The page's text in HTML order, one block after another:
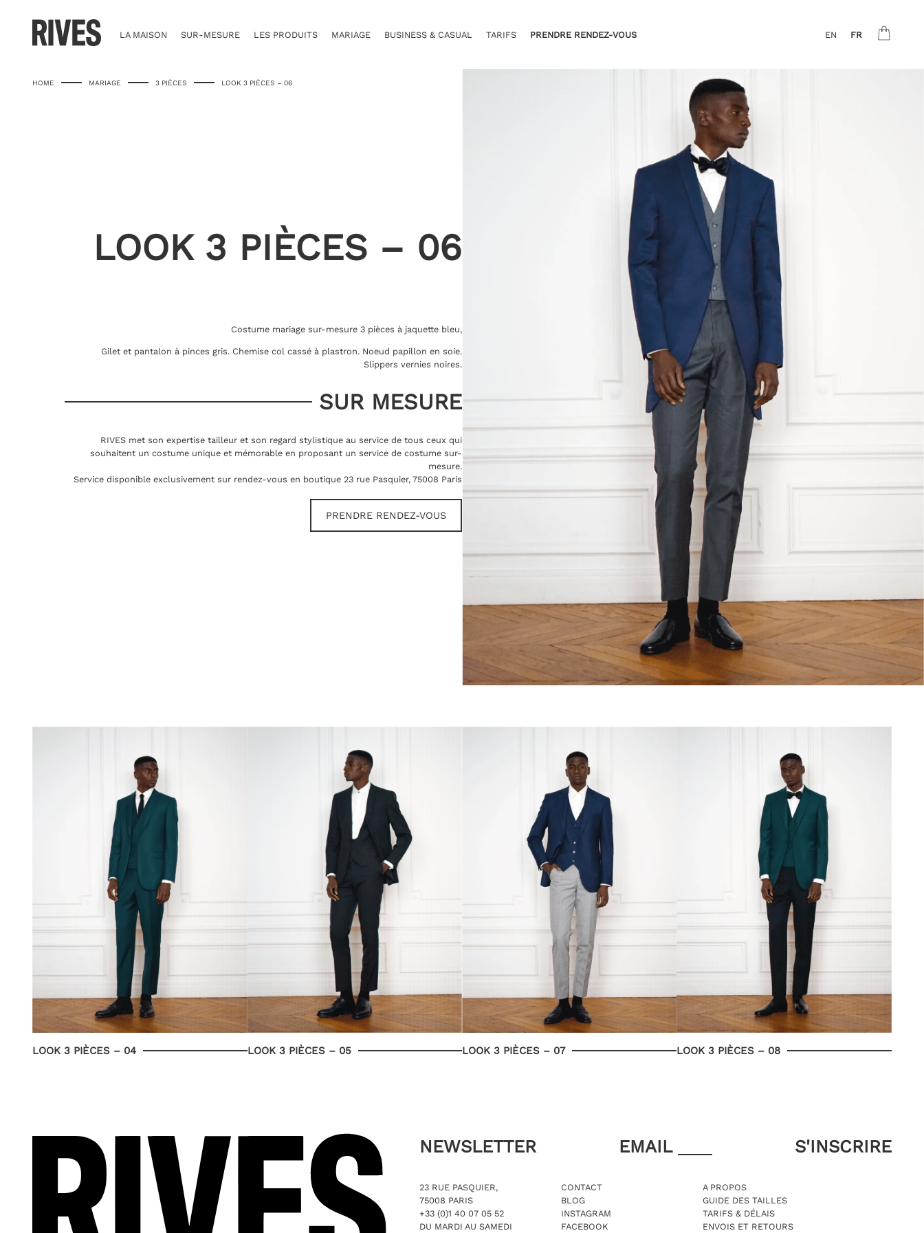
LA MAISON SUR-MESURE LES PRODUITS MARIAGE BUSINESS & CASUAL TARIFS PRENDRE RENDEZ-VOUS EN FR
HOME MARIAGE 3 PIÈCES LOOK 3 PIÈCES – 06
LOOK 3 PIÈCES – 06
Costume mariage sur-mesure 3 pièces à jaquette bleu,
Gilet et pantalon à pinces gris. Chemise col cassé à plastron. Noeud papillon en soie.
Slippers vernies noires.
SUR MESURE
RIVES met son expertise tailleur et son regard stylistique au service de tous ceux qui
souhaitent un costume unique et mémorable en proposant un service de costume sur-
mesure.
Service disponible exclusivement sur rendez-vous en boutique 23 rue Pasquier, 75008 Paris
PRENDRE RENDEZ-VOUS
LOOK 3 PIÈCES – 04 LOOK 3 PIÈCES – 05 LOOK 3 PIÈCES – 07 LOOK 3 PIÈCES – 08
NEWSLETTER EMAIL
23 RUE PASQUIER,
75008 PARIS
+33 (0)1 40 07 05 52
DU MARDI AU SAMEDI
CONTACT
BLOG
INSTAGRAM
FACEBOOK
A PROPOS
GUIDE DES TAILLES
TARIFS & DÉLAIS
ENVOIS ET RETOURS